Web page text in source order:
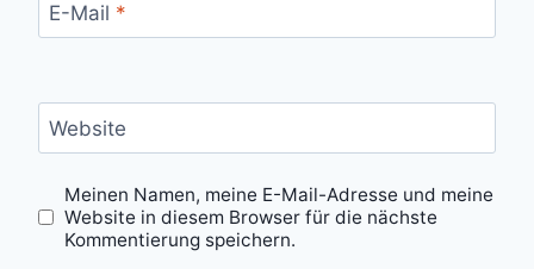
E-Mail *
Website
Meinen Namen, meine E-Mail-Adresse und meine
Website in diesem Browser für die nächste
Kommentierung speichern.